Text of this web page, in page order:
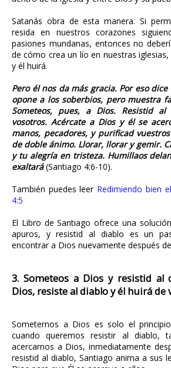
Satanás obra de esta manera. Si
resida en nuestros corazones
pasiones mundanas, entonces no
de cómo crea un lío en nuestras
y él huirá.
Pero él nos da más gracia. Por eso dice
opone a los soberbios, pero muestra
Someteos, pues, a Dios. Resistid
vosotros. Acércate a Dios y él se
manos, pecadores, y purificad
de doble ánimo. Llorar, llorar y gemir.
y tu alegría en tristeza. Humillaos
exaltará(Santiago 4:6-10).
También puedes leer Redimiendo bien
4:5
El Libro de Santiago ofrece una
apuros, y resistid al diablo es un
encontrar a Dios nuevamente después
3. Someteos a Dios y resistid al
Dios, resiste al diablo y él huirá de
Someternos a Dios es solo el
cuando queremos resistir al diablo,
acercarnos a Dios, inmediatamente
resistid al diablo, Santiago anima a sus